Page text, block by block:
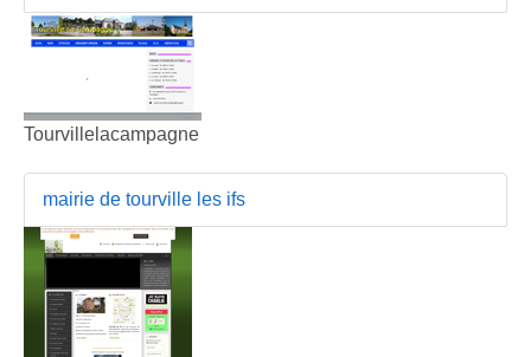
Tourvillelacampagne
mairie de tourville les ifs